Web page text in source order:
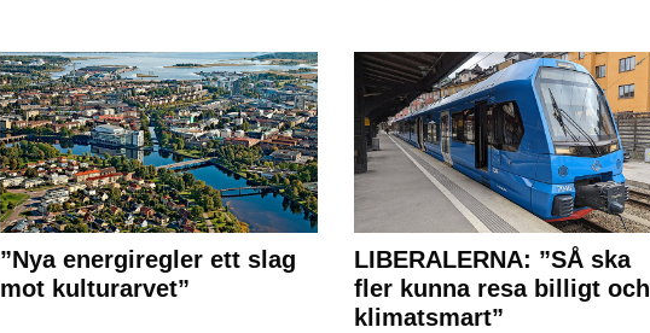
”Nya energiregler ett slag
mot kulturarvet”
LIBERALERNA: ”SÅ ska
fler kunna resa billigt och
klimatsmart”